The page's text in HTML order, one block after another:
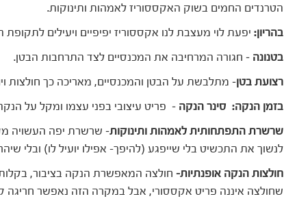
הטרנדים החמים בשוק האקססוריז לאמהות ותינוקות.
בהריון: יפעת לוי מעצבת לנו אקססוריז יפיפיים ויעילים לתקופת
בטנונה – חגורה המרחיבה את המכנסיים לצד התרחבות הבטן.
רצועת בטן– מתלבשת על הבטן והמכנסיים, מאריכה כך חולצות
בזמן הנקה: סינר הנקה – פריט עיצובי בפני עצמו ומקל על
שרשרת התפתחותית לאמהות ותינוקות– שרשרת יפה העשויה
לנשוך את התכשיט בלי שייפגע (להיפך- אפילו יועיל לו) ובלי
חולצות הנקה אופנתיות-חולצה המאפשרת הנקה בציבור, בקלות,
שחולצה איננה פריט אקססורי, אבל במקרה הזה נאפשר חריגה